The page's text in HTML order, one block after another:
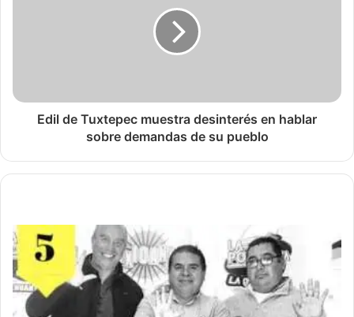
Edil de Tuxtepec muestra desinterés en hablar
sobre demandas de su pueblo